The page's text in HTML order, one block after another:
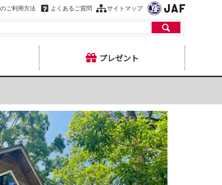
ご利用方法 よくあるご質問 サイトマップ
プレゼント